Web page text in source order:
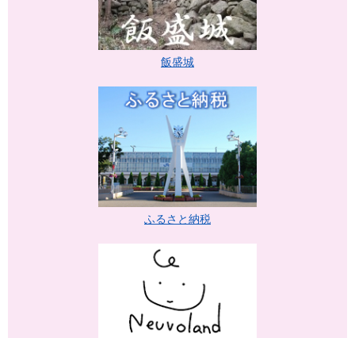
飯盛城
ふるさと納税